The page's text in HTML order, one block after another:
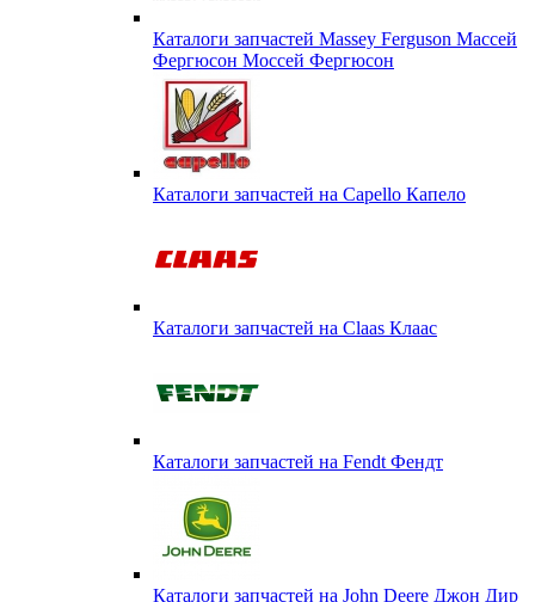
Каталоги запчастей Massey Ferguson Массей
Фергюсон Моссей Фергюсон
Каталоги запчастей на Capello Капело
Каталоги запчастей на Claas Клаас
Каталоги запчастей на Fendt Фендт
Каталоги запчастей на John Deere Джон Дир